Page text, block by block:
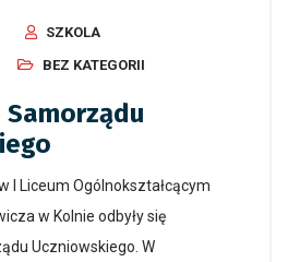
SZKOLA
BEZ KATEGORII
I Liceum Ogólnokształcącym
w Kolnie odbyły się
Uczniowskiego. W